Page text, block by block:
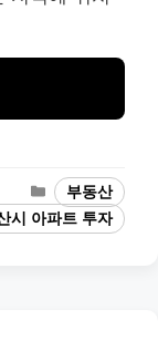
Categories
부동산
시 아파트 투자